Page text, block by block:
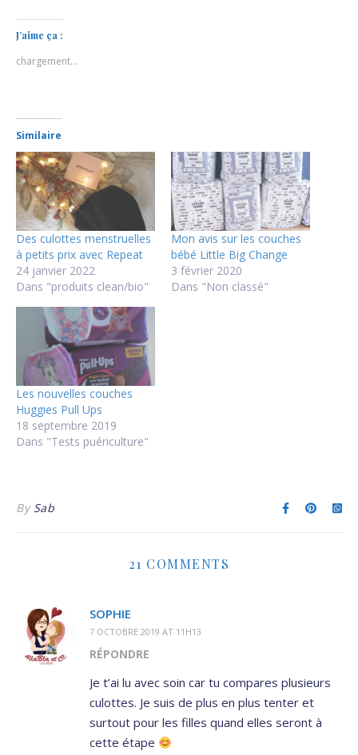
J’aime ça :
chargement…
Similaire
Des culottes menstruelles
à petits prix avec Repeat
24 janvier 2022
Dans "produits clean/bio"
Mon avis sur les couches
bébé Little Big Change
3 février 2020
Dans "Non classé"
Les nouvelles couches
Huggies Pull Ups
18 septembre 2019
Dans "Tests puériculture"
By Sab
21 COMMENTS
SOPHIE
7 OCTOBRE 2019 AT 11H13
RÉPONDRE
Je t’ai lu avec soin car tu compares plusieurs
culottes. Je suis de plus en plus tenter et
surtout pour les filles quand elles seront à
cette étape